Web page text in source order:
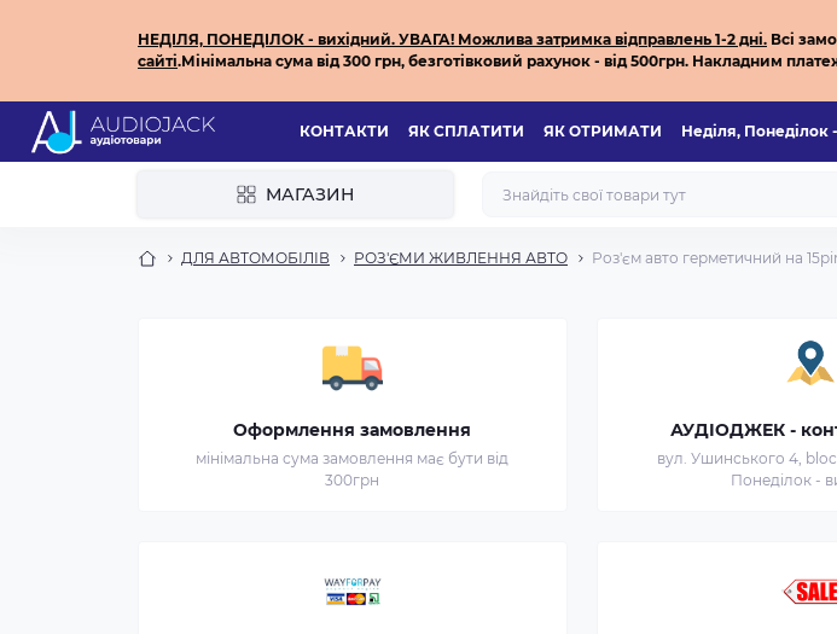
НЕДІЛЯ, ПОНЕДІЛОК - вихідний. УВАГА! Можлива затримка відправлень 1-2 дні. Всі з
сайті.Мінімальна сума від 300 грн, безготівковий рахунок - від 500грн. Накладним
КОНТАКТИ ЯК СПЛАТИТИ ЯК ОТРИМАТИ Неділя, Понеділок
МАГАЗИН
ДЛЯ АВТОМОБІЛІВ РОЗ'ЄМИ ЖИВЛЕННЯ АВТО Роз'єм авто герметичний на
Оформлення замовлення
мінімальна сума замовлення має бути від
300грн
АУДІОДЖЕК -
вул. Ушинського 4,
Понеділок -